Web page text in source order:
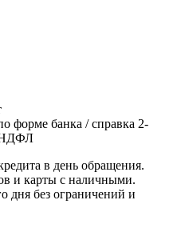
форме банка / справка 2-
НДФЛ
в день обращения.
и карты с наличными.
дня без ограничений и